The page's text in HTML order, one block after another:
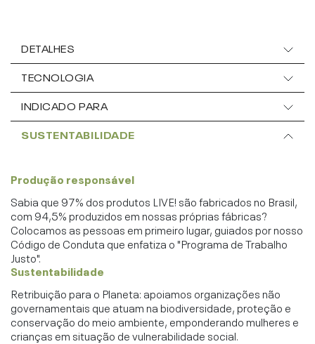
DETALHES
TECNOLOGIA
INDICADO PARA
SUSTENTABILIDADE
Produção responsável
Sabia que 97% dos produtos LIVE! são fabricados no Brasil,
com 94,5% produzidos em nossas próprias fábricas?
Colocamos as pessoas em primeiro lugar, guiados por nosso
Código de Conduta que enfatiza o "Programa de Trabalho
Justo".
Sustentabilidade
Retribuição para o Planeta: apoiamos organizações não
governamentais que atuam na biodiversidade, proteção e
conservação do meio ambiente, emponderando mulheres e
crianças em situação de vulnerabilidade social.